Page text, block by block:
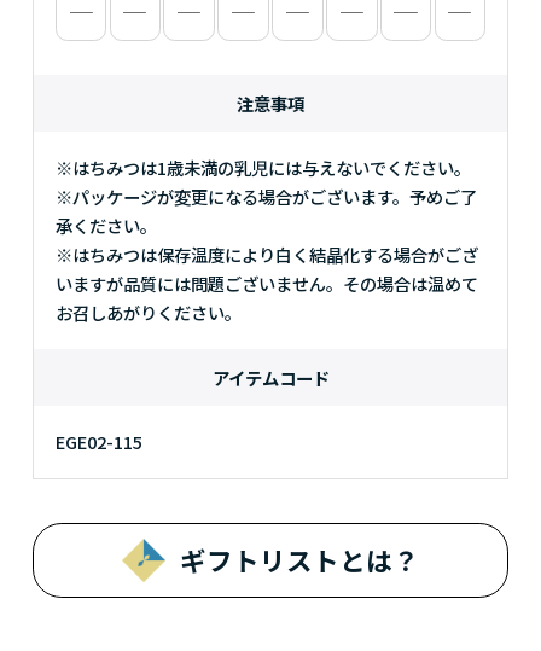
注意事項
※はちみつは1歳未満の乳児には与えないでください。
※パッケージが変更になる場合がございます。予めご了
承ください。
※はちみつは保存温度により白く結晶化する場合がござ
いますが品質には問題ございません。その場合は温めて
お召しあがりください。
アイテムコード
EGE02-115
ギフトリストとは？